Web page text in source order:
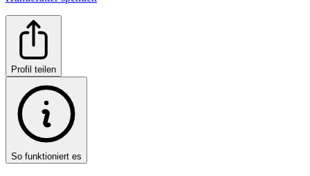
Profil teilen
So funktioniert es